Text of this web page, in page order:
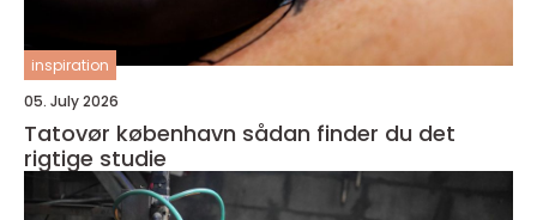
inspiration
05. July 2026
Tatovør københavn sådan finder du det
rigtige studie